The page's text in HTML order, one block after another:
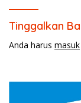
Tinggalkan
Anda harus masuk